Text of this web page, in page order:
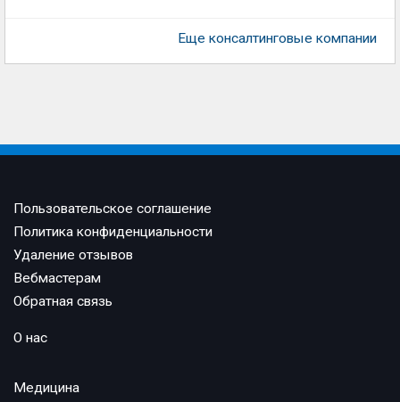
Еще консалтинговые компании
Пользовательское соглашение
Политика конфиденциальности
Удаление отзывов
Вебмастерам
Обратная связь
О нас
Медицина